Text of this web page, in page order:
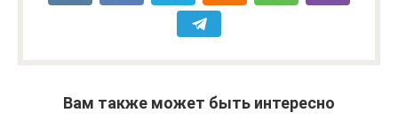
Вам также может быть интересно